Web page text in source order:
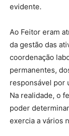
evidente.
Ao Feitor eram
da gestão das
coordenação
permanentes,
responsável por
Na realidade, o
poder
exercia a vários